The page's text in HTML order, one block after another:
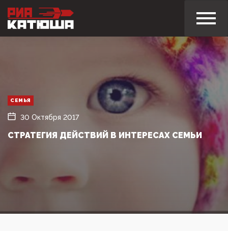
СЕМЬЯ
30 Октября 2017
СТРАТЕГИЯ ДЕЙСТВИЙ В ИНТЕРЕСАХ СЕМЬИ